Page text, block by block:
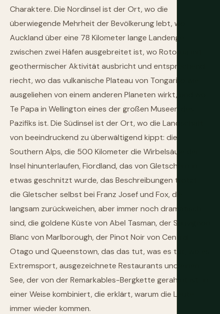
Charaktere. Die Nordinsel ist der Ort, wo die
überwiegende Mehrheit der Bevölkerung lebt, wo
Auckland über eine 78 Kilometer lange Landenge
zwischen zwei Häfen ausgebreitet ist, wo Rotorua mit
geothermischer Aktivität ausbricht und entsprechend
riecht, wo das vulkanische Plateau von Tongariro wie
ausgeliehen von einem anderen Planeten wirkt, und wo
Te Papa in Wellington eines der großen Museen des
Pazifiks ist. Die Südinsel ist der Ort, wo die Landschaft
von beeindruckend zu überwältigend kippt: die
Southern Alps, die 500 Kilometer die Wirbelsäule der
Insel hinunterlaufen, Fiordland, das von Gletschern in
etwas geschnitzt wurde, das Beschreibungen trotzt,
die Gletscher selbst bei Franz Josef und Fox, die
langsam zurückweichen, aber immer noch dramatisch
sind, die goldene Küste von Abel Tasman, der Sauvignon
Blanc von Marlborough, der Pinot Noir von Central
Otago und Queenstown, das das tut, was es tut, wo es
Extremsport, ausgezeichnete Restaurants und einen
See, der von der Remarkables-Bergkette gerahmt ist, in
einer Weise kombiniert, die erklärt, warum die Leute
immer wieder kommen.